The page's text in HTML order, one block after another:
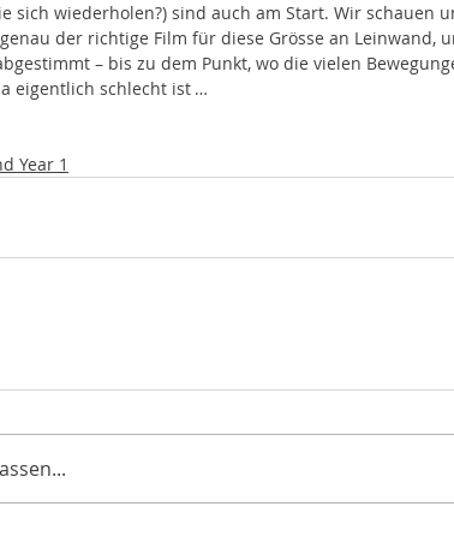
sich wiederholen?) sind auch am Start. Wir schauen
der richtige Film für diese Grösse an Leinwand,
– bis zu dem Punkt, wo die vielen
eigentlich schlecht ist …
Year 1